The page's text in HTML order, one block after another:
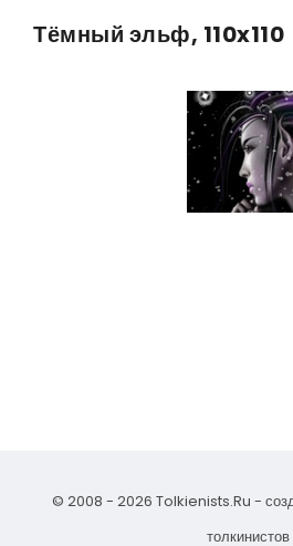
Тёмный эльф, 110x110
© 2008 - 2026 Tolkienists.Ru -
толкинистов